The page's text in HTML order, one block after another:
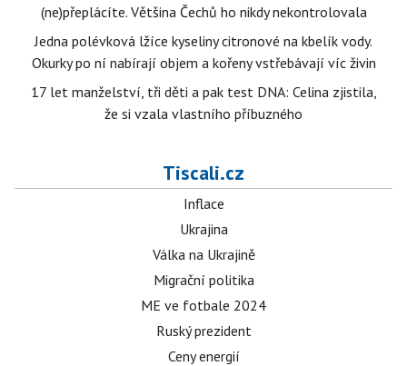
(ne)přeplácíte. Většina Čechů ho nikdy nekontrolovala
Jedna polévková lžíce kyseliny citronové na kbelík vody.
Okurky po ní nabírají objem a kořeny vstřebávají víc živin
17 let manželství, tři děti a pak test DNA: Celina zjistila,
že si vzala vlastního příbuzného
Tiscali.cz
Inflace
Ukrajina
Válka na Ukrajině
Migrační politika
ME ve fotbale 2024
Ruský prezident
Ceny energií